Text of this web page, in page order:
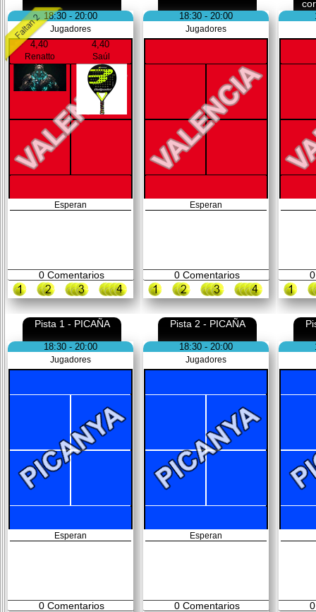
18:30 - 20:00
Jugadores
4,40
Renatto
4,40
Saúl
Esperan
0Comentarios
18:30 - 20:00
Jugadores
Esperan
0Comentarios 0
Pista 1 - PICAÑA
18:30 - 20:00
Jugadores
Esperan
0Comentarios
Pista 2 - PICAÑA
18:30 - 20:00
Jugadores
Esperan
0Comentarios 0